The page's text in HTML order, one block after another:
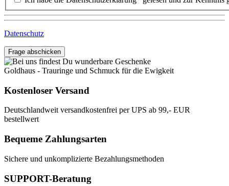
Datenschutz
Frage abschicken
Goldhaus - Trauringe und Schmuck für die Ewigkeit
Kostenloser Versand
Deutschlandweit versandkostenfrei per UPS ab 99,- EUR
bestellwert
Bequeme Zahlungsarten
Sichere und unkomplizierte Bezahlungsmethoden
SUPPORT-Beratung